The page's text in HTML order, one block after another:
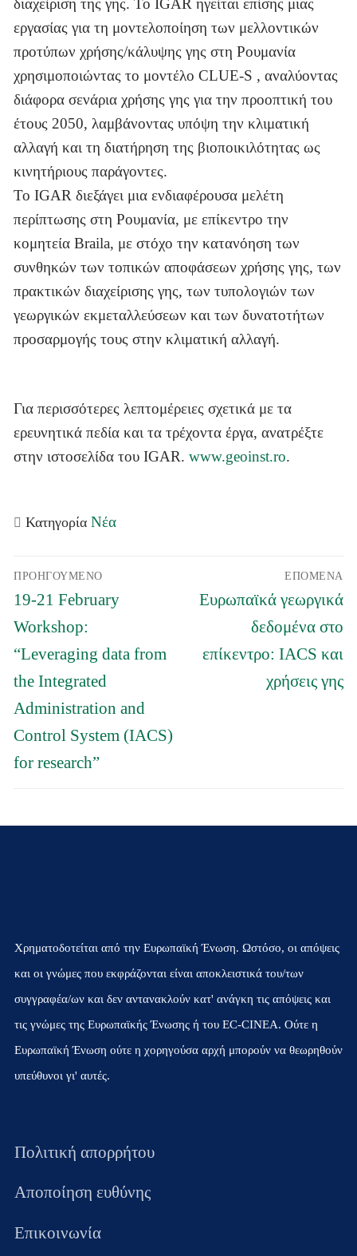
διαχείριση της γης. Το IGAR ηγείται επίσης μιας
εργασίας για τη μοντελοποίηση των μελλοντικών
προτύπων χρήσης/κάλυψης γης στη Ρουμανία
χρησιμοποιώντας το μοντέλο CLUE-S , αναλύοντας
διάφορα σενάρια χρήσης γης για την προοπτική του
έτους 2050, λαμβάνοντας υπόψη την κλιματική
αλλαγή και τη διατήρηση της βιοποικιλότητας ως
κινητήριους παράγοντες.
Το IGAR διεξάγει μια ενδιαφέρουσα μελέτη
περίπτωσης στη Ρουμανία, με επίκεντρο την
κομητεία Braila, με στόχο την κατανόηση των
συνθηκών των τοπικών αποφάσεων χρήσης γης, των
πρακτικών διαχείρισης γης, των τυπολογιών των
γεωργικών εκμεταλλεύσεων και των δυνατοτήτων
προσαρμογής τους στην κλιματική αλλαγή.
Για περισσότερες λεπτομέρειες σχετικά με τα
ερευνητικά πεδία και τα τρέχοντα έργα, ανατρέξτε
στην ιστοσελίδα του IGAR.www.geoinst.ro.
ΚατηγορίαΝέα
άρθρων
ΠΡΟΗΓΟΎΜΕΝΟ
Προηγούμενο
άρθρο:
19-21 February
Workshop:
“Leveraging data from
the Integrated
Administration and
Control System (IACS)
for research”
ΕΠΌΜΕΝΑ
Επόμενο
Ευρωπαϊκά γεωργικά
δεδομένα στο
επίκεντρο: IACS και
χρήσεις γης
Χρηματοδοτείται από την Ευρωπαϊκή Ένωση. Ωστόσο, οι απόψεις
και οι γνώμες που εκφράζονται είναι αποκλειστικά του/των
συγγραφέα/ων και δεν αντανακλούν κατ' ανάγκη τις απόψεις και
τις γνώμες της Ευρωπαϊκής Ένωσης ή του EC-CINEA. Ούτε η
Ευρωπαϊκή Ένωση ούτε η χορηγούσα αρχή μπορούν να θεωρηθούν
υπεύθυνοι γι' αυτές.
Πολιτική απορρήτου
Αποποίηση ευθύνης
Επικοινωνία